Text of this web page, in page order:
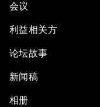
会议
利益相关方
论坛故事
新闻稿
相册